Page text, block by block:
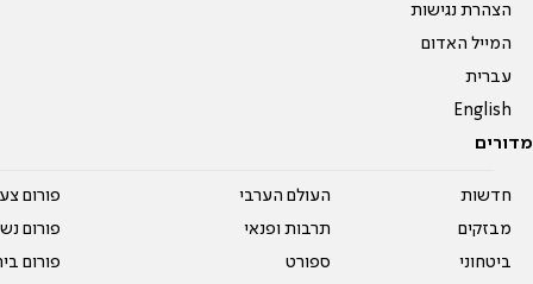
הצהרת נגישות
המייל האדום
עברית
English
מדורים
חדשות
מבזקים
ביטחוני
העולם הערבי
תרבות ופנאי
ספורט
פורום
פורום
פורום